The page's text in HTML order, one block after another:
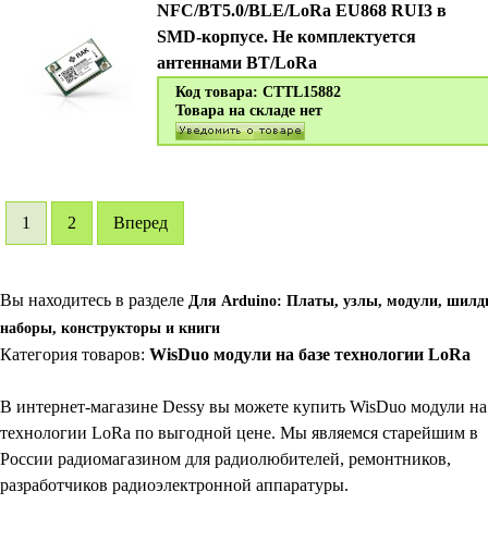
NFC/BT5.0/BLE/LoRa EU868 RUI3 в
SMD-корпусе. Не комплектуется
антеннами BT/LoRa
Код товара: CTTL15882
Товара на складе нет
1 2 Вперед
Вы находитесь в разделе Для Arduino: Платы, узлы, модули,
наборы, конструкторы и книги
Категория товаров: WisDuo модули на базе технологии LoRa
В интернет-магазине Dessy вы можете купить WisDuo модули на
технологии LoRa по выгодной цене. Мы являемся старейшим в
России радиомагазином для радиолюбителей, ремонтников,
разработчиков радиоэлектронной аппаратуры.